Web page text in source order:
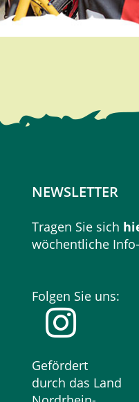
NEWSLETTER
Tragen Sie sich
wöchentliche
Folgen Sie uns:
Gefördert
durch das Land